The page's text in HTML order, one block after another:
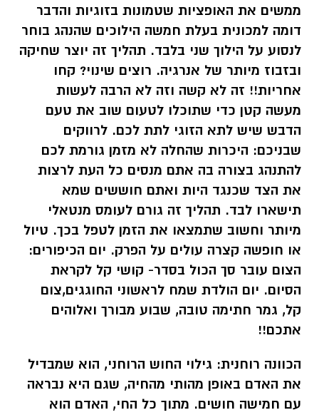
ממשים את האופציות שטמונות בזוגיות והדבר
דומה למכונית בעלת חמשה הילוכים שהנהג בוחר
לנסוע על הילוך שני בלבד. תהליך זה יוצר שחיקה
ובזבוז מיותר של אנרגיה. רוצים שינוי? קחו
אחריות!! זה לא קשה וזה לא הרבה לעשות
מעשה קטן כדי שתוכלו לטעום שוב את טעם
הדבש שיש לתא הזוגי לתת לכם. לרווקים
שבניכם: היכרות שהחלה לא מזמן גורמת לכם
להתנהג בצורה בה אתם מנסים כל העת לרצות
את הצד שכנגד היות ואתם חוששים שמא
תישארו לבד. תהליך זה גורם לעומס מנטאלי
מיותר וחשוב שתמצאו את הזמן לטפל בכך. טיול
או חופשה קצרה עולים על הפרק. יום הכיפורים:
הצום עובר סך הכול בסדר- קושי קל לקראת
הסיום. יום הולדת שמח לראשוני החוגגים,צום
קל, גמר חתימה טובה, שבוע מבורך ואלוהים
אתכם!!
הכוונה רוחנית: גילוי החוש הרוחני, הוא שמבדיל
את האדם באופן מהותי מהחיה, שגם היא נבראה
עם חמישה חושים. מתוך כל החי, האדם הוא